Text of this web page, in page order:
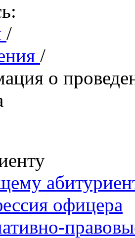
/
/
о
офицера